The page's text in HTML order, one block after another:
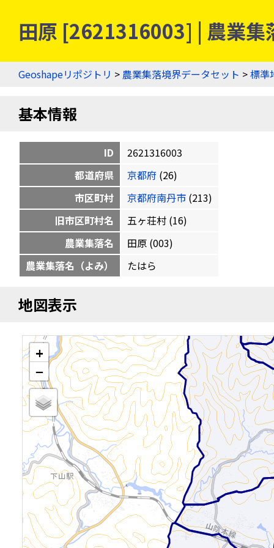
田原 [2621316003] | 農業集
Geoshapeリポジトリ > 農業集落境界データセット >標準
基本情報
ID
2621316003
都道府県
京都府 (26)
市区町村
京都府南丹市 (213)
旧市区町村名
五ヶ荘村 (16)
農業集落名
田原 (003)
農業集落名（よみ）
たはら
地図表示
+
−